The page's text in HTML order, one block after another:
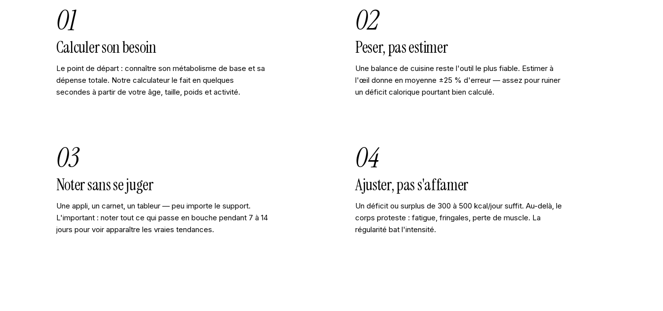
01
Calculer son besoin
Le point de départ : connaître son métabolisme de base et sa
dépense totale. Notre calculateur le fait en quelques
secondes à partir de votre âge, taille, poids et activité.
02
Peser, pas estimer
Une balance de cuisine reste l'outil le plus fiable. Estimer à
l'œil donne en moyenne ±25 % d'erreur — assez pour ruiner
un déficit calorique pourtant bien calculé.
03
Noter sans se juger
Une appli, un carnet, un tableur — peu importe le support.
L'important : noter tout ce qui passe en bouche pendant 7 à 14
jours pour voir apparaître les vraies tendances.
04
Ajuster, pas s'affamer
Un déficit ou surplus de 300 à 500 kcal/jour suffit. Au-delà, le
corps proteste : fatigue, fringales, perte de muscle. La
régularité bat l'intensité.